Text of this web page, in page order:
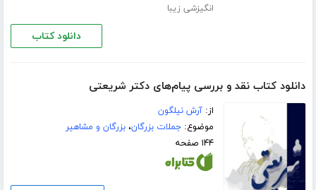
انگیزشی زیبا
دانلود کتاب
دانلود کتاب نقد و بررسی پیام‌های دکتر شریعتی
از:آرش نیلگون
موضوع:جملات بزرگان،بزرگان و مشاهیر
۱۴۴ صفحه